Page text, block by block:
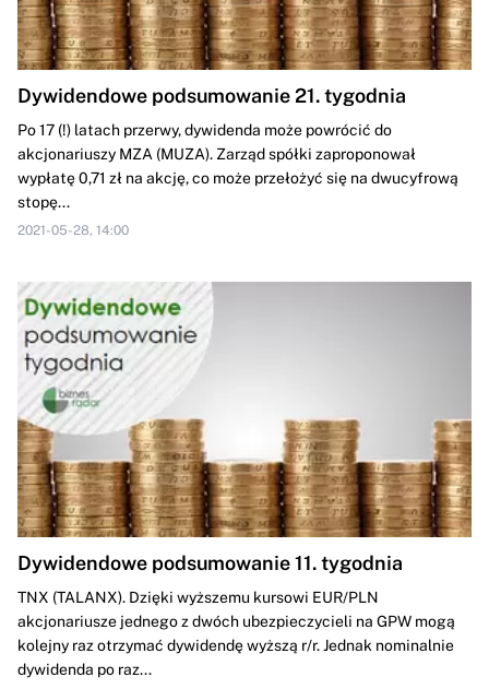
Dywidendowe podsumowanie 21. tygodnia
Po 17 (!) latach przerwy, dywidenda może powrócić do
akcjonariuszy MZA (MUZA). Zarząd spółki zaproponował
wypłatę 0,71 zł na akcję, co może przełożyć się na dwucyfrową
stopę...
2021-05-28, 14:00
Dywidendowe podsumowanie 11. tygodnia
TNX (TALANX). Dzięki wyższemu kursowi EUR/PLN
akcjonariusze jednego z dwóch ubezpieczycieli na GPW mogą
kolejny raz otrzymać dywidendę wyższą r/r. Jednak nominalnie
dywidenda po raz...